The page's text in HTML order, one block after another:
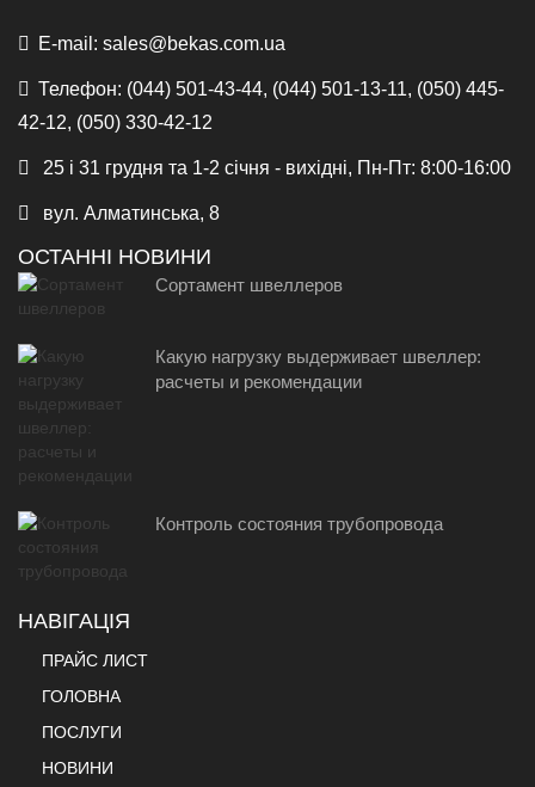
E-mail: sales@bekas.com.ua
Телефон: (044) 501-43-44, (044) 501-13-11, (050) 445-
42-12, (050) 330-42-12
25 і 31 грудня та 1-2 січня - вихідні, Пн-Пт: 8:00-16:00
вул. Алматинська, 8
ОСТАННІ НОВИНИ
Сортамент швеллеров
Какую нагрузку выдерживает швеллер:
расчеты и рекомендации
Контроль состояния трубопровода
НАВІГАЦІЯ
ПРАЙС ЛИСТ
ГОЛОВНА
ПОСЛУГИ
НОВИНИ